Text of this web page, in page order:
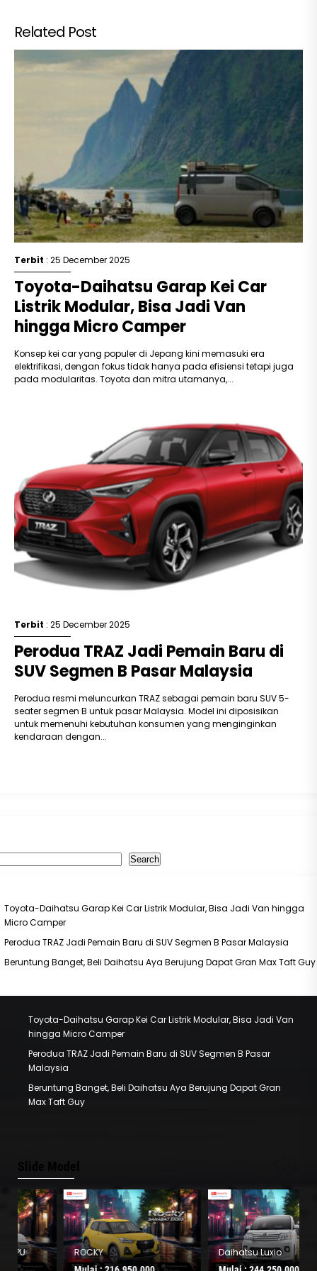
Related Post
Terbit : 25 December 2025
Toyota-Daihatsu Garap Kei Car
Listrik Modular, Bisa Jadi Van
hingga Micro Camper
Konsep kei car yang populer di Jepang kini memasuki era
elektrifikasi, dengan fokus tidak hanya pada efisiensi tetapi juga
pada modularitas. Toyota dan mitra utamanya,...
Terbit : 25 December 2025
Perodua TRAZ Jadi Pemain Baru di
SUV Segmen B Pasar Malaysia
Perodua resmi meluncurkan TRAZ sebagai pemain baru SUV 5-
seater segmen B untuk pasar Malaysia. Model ini diposisikan
untuk memenuhi kebutuhan konsumen yang menginginkan
kendaraan dengan...
Search
Toyota-Daihatsu Garap Kei Car Listrik Modular, Bisa Jadi Van hingga
Micro Camper
Perodua TRAZ Jadi Pemain Baru di SUV Segmen B Pasar Malaysia
Beruntung Banget, Beli Daihatsu Aya Berujung Dapat Gran Max Taft Guy
Toyota-Daihatsu Garap Kei Car Listrik Modular, Bisa Jadi Van
hingga Micro Camper
Perodua TRAZ Jadi Pemain Baru di SUV Segmen B Pasar
Malaysia
Beruntung Banget, Beli Daihatsu Aya Berujung Dapat Gran
Max Taft Guy
ROCKY Daihatsu Luxio